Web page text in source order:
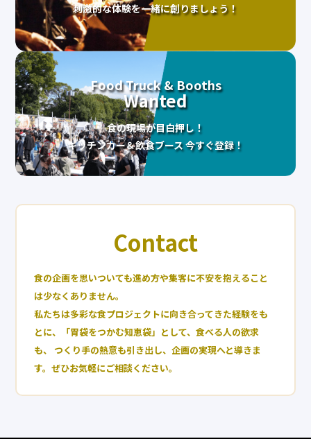
刺激的な体験を一緒に創りましょう！
Food Truck & Booths
Wanted
食の現場が目白押し！
キッチンカー＆飲食ブース 今すぐ登録！
Contact
食の企画を思いついても進め方や集客に不安を抱えること
は少なくありません。
私たちは多彩な食プロジェクトに向き合ってきた経験をも
とに、「胃袋をつかむ知恵袋」として、食べる人の欲求
も、 つくり手の熱意も引き出し、企画の実現へと導きま
す。ぜひお気軽にご相談ください。